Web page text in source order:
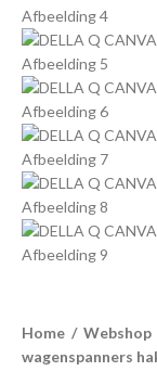
Home / Webshop
wagenspanners